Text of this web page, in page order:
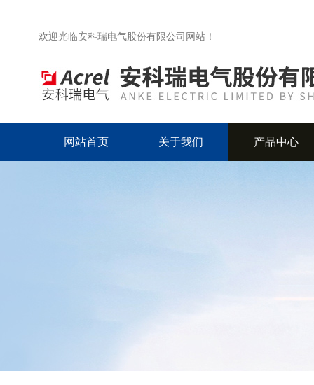
欢迎光临安科瑞电气股份有限公司网站！
网站首页 关于我们 产品中心